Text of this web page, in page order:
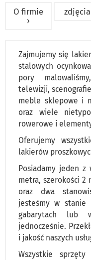
O firmie
›
zdjęcia
Zajmujemy się
stalowych
pory
telewizji,
meble sklepowe i
oraz wiele
rowerowe i
Oferujemy
lakierów
Posiadamy jeden z
metra, szerokości 2
oraz dwa
jesteśmy w stanie
gabarytach lub
jednocześnie.
i jakość naszych
Wszystkie